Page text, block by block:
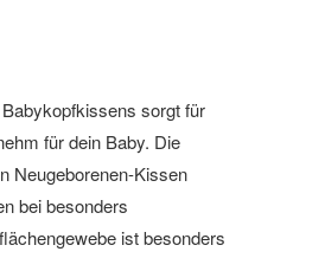
BAR
sorgt für
für dein Baby. Die
Neugeborenen-Kissen
bei besonders
ist besonders